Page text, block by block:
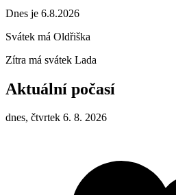
Dnes je 6.8.2026
Svátek má Oldřiška
Zítra má svátek Lada
Aktuální počasí
dnes, čtvrtek 6. 8. 2026